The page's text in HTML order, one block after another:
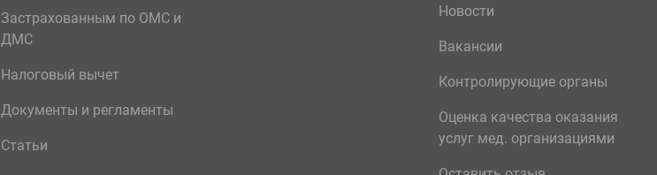
Застрахованным по ОМС и
ДМС
Налоговый вычет
Документы и регламенты
Статьи
Новости
Вакансии
Контролирующие органы
Оценка качества оказания
услуг мед. организациями